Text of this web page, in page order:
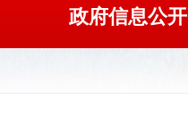
政府信息公开